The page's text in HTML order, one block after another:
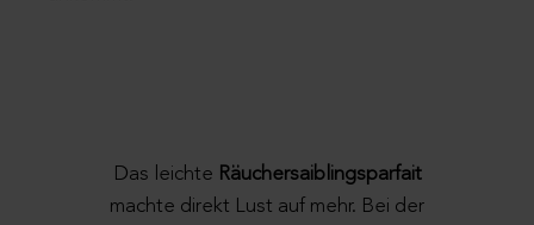
Das leichte Räuchersaiblingsparfait
machte direkt Lust auf mehr. Bei der